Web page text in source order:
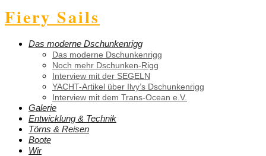
Fiery Sails
Das moderne Dschunkenrigg
Das moderne Dschunkenrigg
Noch mehr Dschunken-Rigg
Interview mit der SEGELN
YACHT-Artikel über Ilvy’s Dschunkenrigg
Interview mit dem Trans-Ocean e.V.
Galerie
Entwicklung & Technik
Törns & Reisen
Boote
Wir